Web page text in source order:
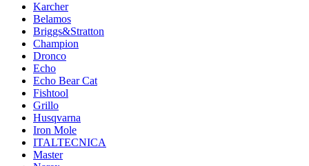
Karcher
Belamos
Briggs&Stratton
Champion
Dronco
Echo
Echo Bear Cat
Fishtool
Grillo
Husqvarna
Iron Mole
ITALTECNICA
Master